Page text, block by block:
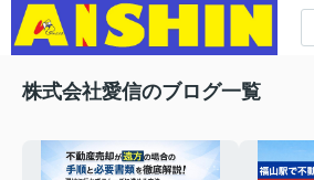
株式会社愛信のブログ一覧